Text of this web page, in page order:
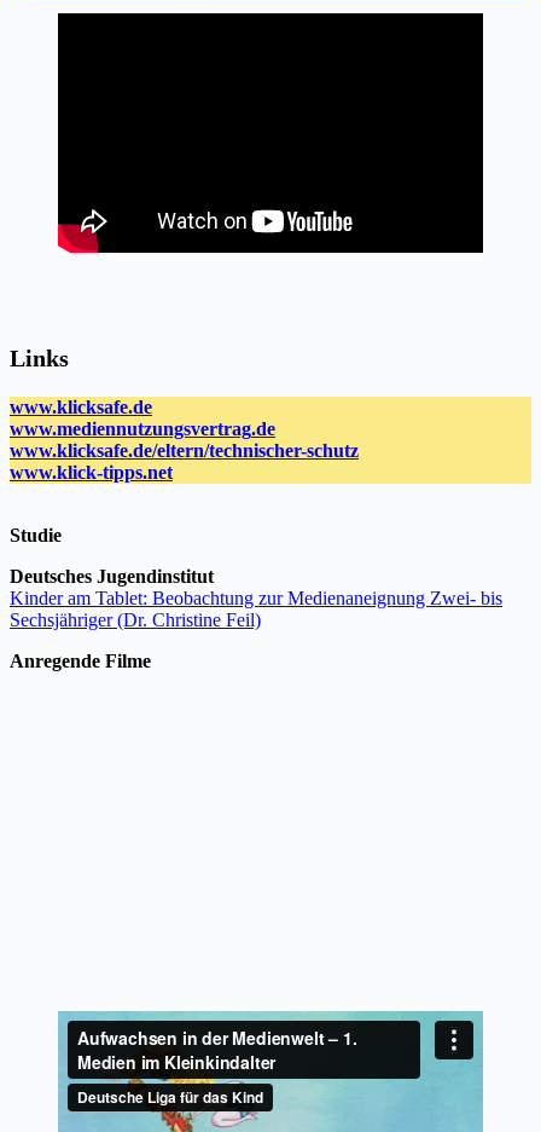
Links
www.klicksafe.de
www.mediennutzungsvertrag.de
www.klicksafe.de/eltern/technischer-schutz
www.klick-tipps.net
Studie
Deutsches Jugendinstitut
Kinder am Tablet: Beobachtung zur Medienaneignung Zwei- bis
Sechsjähriger (Dr. Christine Feil)
Anregende Filme